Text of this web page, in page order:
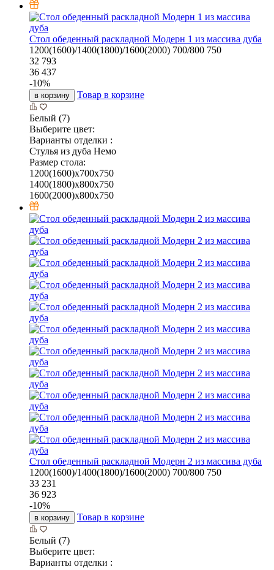
Стол обеденный раскладной Модерн 1 из массива дуба
1200(1600)/1400(1800)/1600(2000) 700/800 750
32 793
36 437
-10%
в корзину Товар в корзине
Белый (7)
Выберите цвет:
Варианты отделки :
Стулья из дуба Немо
Размер стола:
1200(1600)х700х750
1400(1800)х800х750
1600(2000)х800х750
Стол обеденный раскладной Модерн 2 из массива дуба
1200(1600)/1400(1800)/1600(2000) 700/800 750
33 231
36 923
-10%
в корзину Товар в корзине
Белый (7)
Выберите цвет:
Варианты отделки :